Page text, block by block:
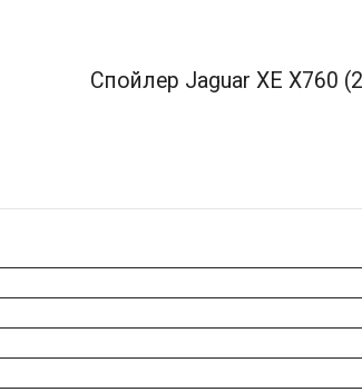
Спойлер Jaguar XE X760